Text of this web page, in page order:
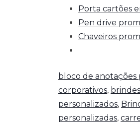
Porta cartões
Pen drive
Chaveiros
bloco de anotações
corporativos,
personalizados,
personalizadas,